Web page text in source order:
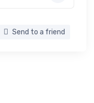
Send to a friend